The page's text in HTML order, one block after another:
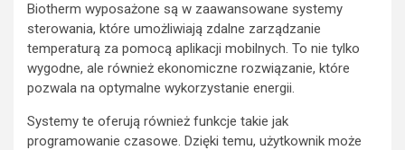
Biotherm wyposażone są w zaawansowane systemy
sterowania, które umożliwiają zdalne zarządzanie
temperaturą za pomocą aplikacji mobilnych. To nie tylko
wygodne, ale również ekonomiczne rozwiązanie, które
pozwala na optymalne wykorzystanie energii.
Systemy te oferują również funkcje takie jak
programowanie czasowe. Dzięki temu, użytkownik może